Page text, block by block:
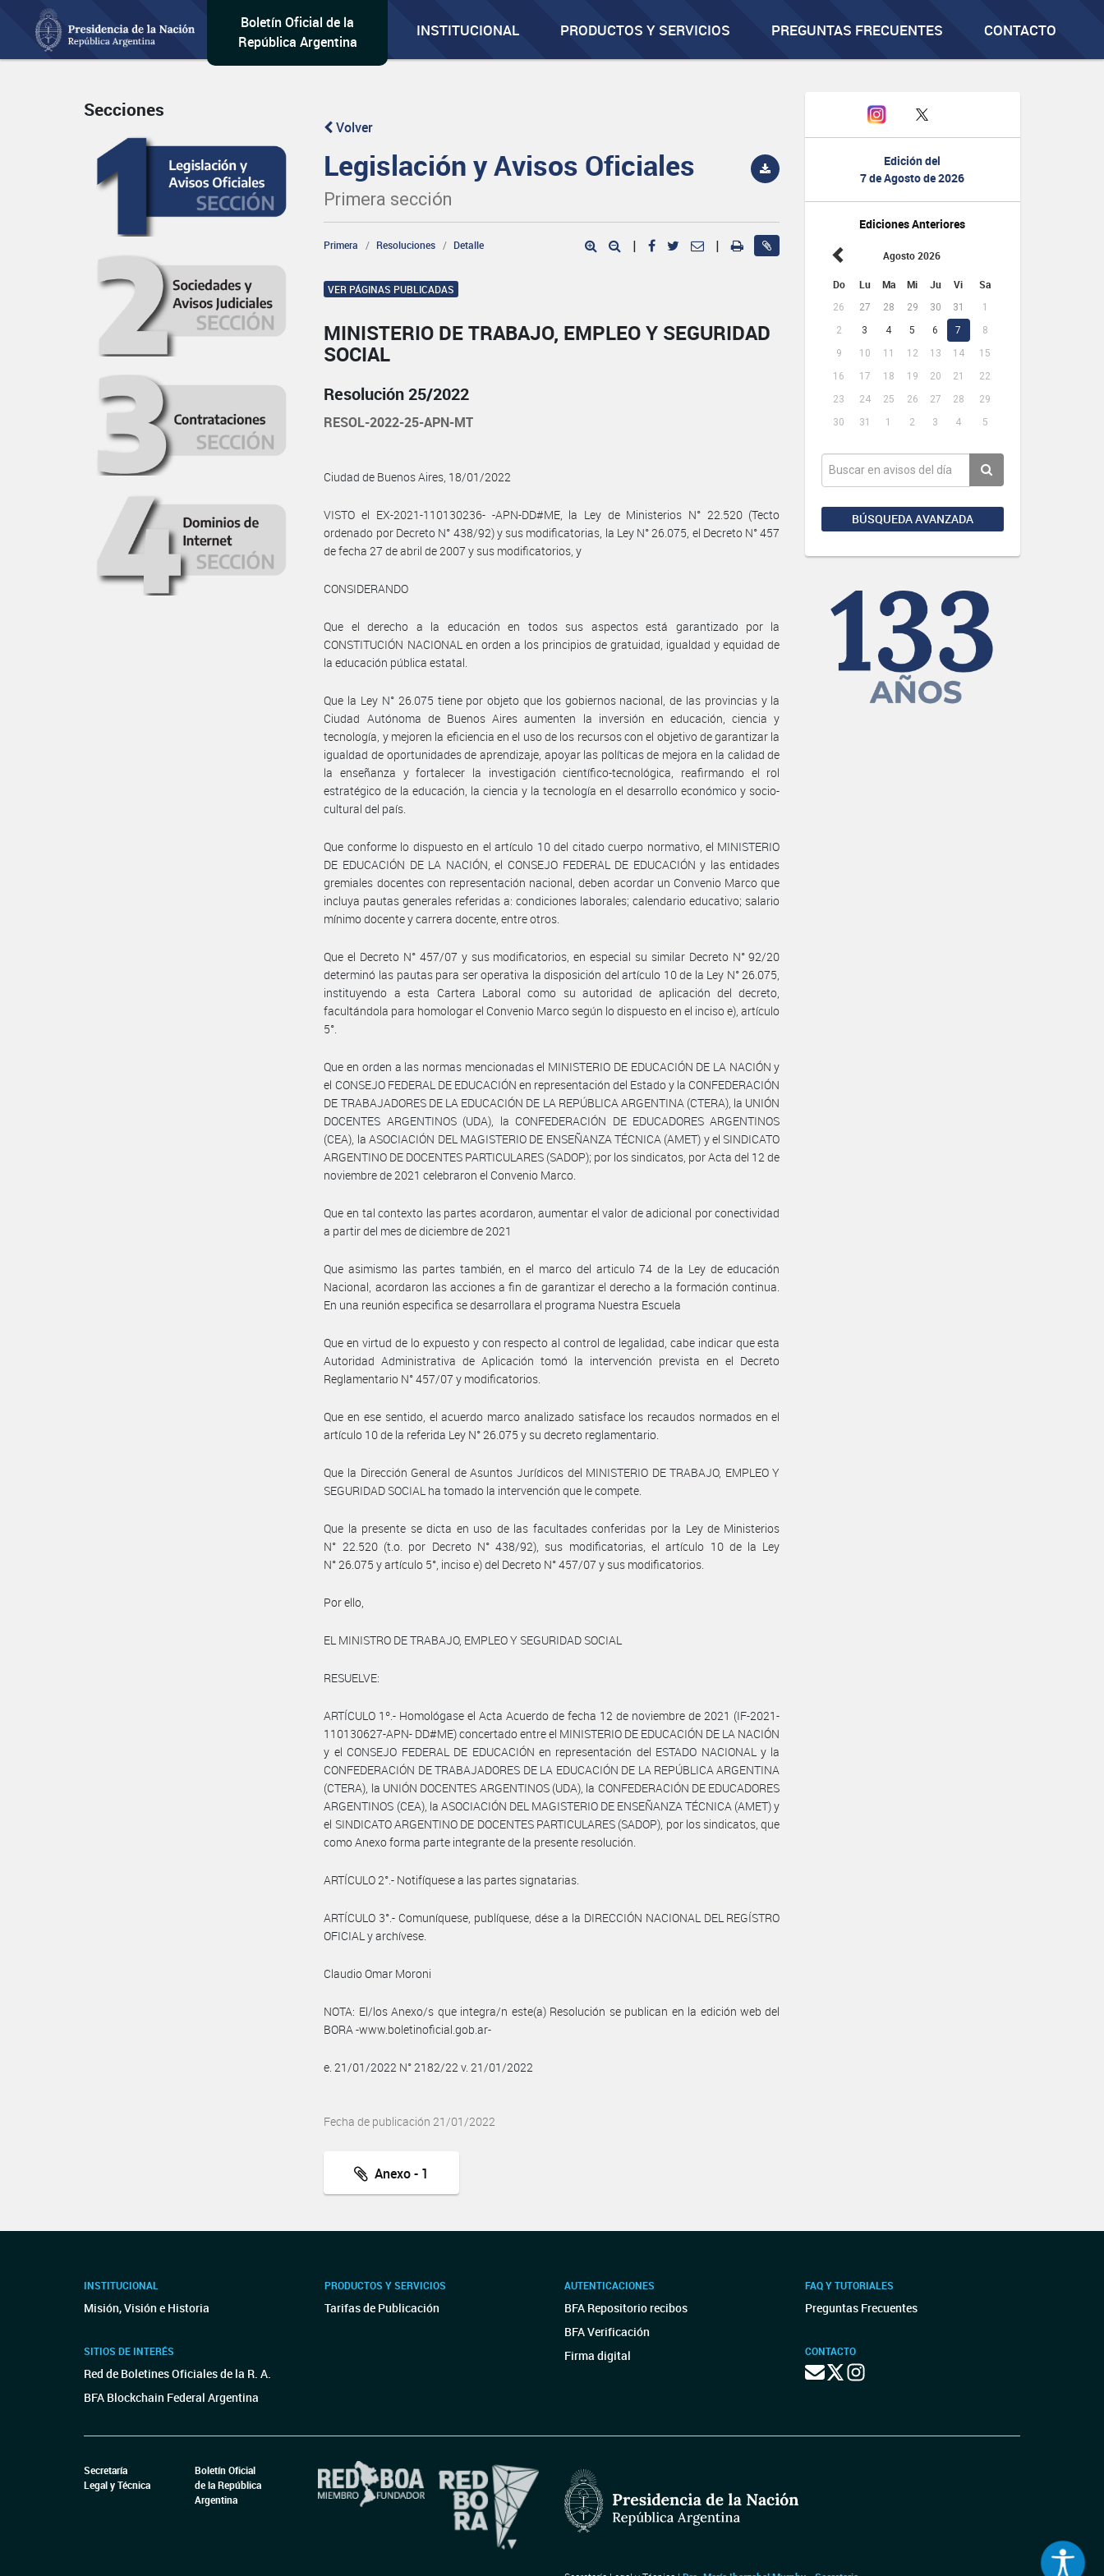
Boletín Oficial de la
República Argentina
INSTITUCIONAL PRODUCTOS Y SERVICIOS PREGUNTAS FRECUENTES CONTACTO
Edición del
7 de Agosto de 2026
Ediciones Anteriores
Agosto 2026
Do Lu Ma Mi Ju Vi Sa
26 27 28 29 30 31
1
2
3 4 5 6 7
8
9
10 11 12 13 14
15
16
17 18 19 20 21
22
23
24 25 26 27 28
29
30
31 1 2 3 4 5
BÚSQUEDA AVANZADA
Secciones
Volver
Legislación y Avisos Oficiales
Primera sección
Primera Resoluciones Detalle | |
VER PÁGINAS PUBLICADAS
MINISTERIO DE TRABAJO, EMPLEO Y SEGURIDAD
SOCIAL
Resolución 25/2022
RESOL-2022-25-APN-MT
Ciudad de Buenos Aires, 18/01/2022
VISTO el EX-2021-110130236- -APN-DD#ME, la Ley de Ministerios N° 22.520 (Tecto
ordenado por Decreto N° 438/92) y sus modificatorias, la Ley N° 26.075, el Decreto N° 457
de fecha 27 de abril de 2007 y sus modificatorios, y
CONSIDERANDO
Que el derecho a la educación en todos sus aspectos está garantizado por la
CONSTITUCIÓN NACIONAL en orden a los principios de gratuidad, igualdad y equidad de
la educación pública estatal.
Que la Ley N° 26.075 tiene por objeto que los gobiernos nacional, de las provincias y la
Ciudad Autónoma de Buenos Aires aumenten la inversión en educación, ciencia y
tecnología, y mejoren la eficiencia en el uso de los recursos con el objetivo de garantizar la
igualdad de oportunidades de aprendizaje, apoyar las políticas de mejora en la calidad de
la enseñanza y fortalecer la investigación científico-tecnológica, reafirmando el rol
estratégico de la educación, la ciencia y la tecnología en el desarrollo económico y socio-
cultural del país.
Que conforme lo dispuesto en el artículo 10 del citado cuerpo normativo, el MINISTERIO
DE EDUCACIÓN DE LA NACIÓN, el CONSEJO FEDERAL DE EDUCACIÓN y las entidades
gremiales docentes con representación nacional, deben acordar un Convenio Marco que
incluya pautas generales referidas a: condiciones laborales; calendario educativo; salario
mínimo docente y carrera docente, entre otros.
Que el Decreto N° 457/07 y sus modificatorios, en especial su similar Decreto N° 92/20
determinó las pautas para ser operativa la disposición del artículo 10 de la Ley N° 26.075,
instituyendo a esta Cartera Laboral como su autoridad de aplicación del decreto,
facultándola para homologar el Convenio Marco según lo dispuesto en el inciso e), artículo
5°.
Que en orden a las normas mencionadas el MINISTERIO DE EDUCACIÓN DE LA NACIÓN y
el CONSEJO FEDERAL DE EDUCACIÓN en representación del Estado y la CONFEDERACIÓN
DE TRABAJADORES DE LA EDUCACIÓN DE LA REPÚBLICA ARGENTINA (CTERA), la UNIÓN
DOCENTES ARGENTINOS (UDA), la CONFEDERACIÓN DE EDUCADORES ARGENTINOS
(CEA), la ASOCIACIÓN DEL MAGISTERIO DE ENSEÑANZA TÉCNICA (AMET) y el SINDICATO
ARGENTINO DE DOCENTES PARTICULARES (SADOP); por los sindicatos, por Acta del 12 de
noviembre de 2021 celebraron el Convenio Marco.
Que en tal contexto las partes acordaron, aumentar el valor de adicional por conectividad
a partir del mes de diciembre de 2021
Que asimismo las partes también, en el marco del articulo 74 de la Ley de educación
Nacional, acordaron las acciones a fin de garantizar el derecho a la formación continua.
En una reunión especifica se desarrollara el programa Nuestra Escuela
Que en virtud de lo expuesto y con respecto al control de legalidad, cabe indicar que esta
Autoridad Administrativa de Aplicación tomó la intervención prevista en el Decreto
Reglamentario N° 457/07 y modificatorios.
Que en ese sentido, el acuerdo marco analizado satisface los recaudos normados en el
artículo 10 de la referida Ley N° 26.075 y su decreto reglamentario.
Que la Dirección General de Asuntos Jurídicos del MINISTERIO DE TRABAJO, EMPLEO Y
SEGURIDAD SOCIAL ha tomado la intervención que le compete.
Que la presente se dicta en uso de las facultades conferidas por la Ley de Ministerios
N° 22.520 (t.o. por Decreto N° 438/92), sus modificatorias, el artículo 10 de la Ley
N° 26.075 y artículo 5°, inciso e) del Decreto N° 457/07 y sus modificatorios.
Por ello,
EL MINISTRO DE TRABAJO, EMPLEO Y SEGURIDAD SOCIAL
RESUELVE:
ARTÍCULO 1º.- Homológase el Acta Acuerdo de fecha 12 de noviembre de 2021 (IF-2021-
110130627-APN- DD#ME) concertado entre el MINISTERIO DE EDUCACIÓN DE LA NACIÓN
y el CONSEJO FEDERAL DE EDUCACIÓN en representación del ESTADO NACIONAL y la
CONFEDERACIÓN DE TRABAJADORES DE LA EDUCACIÓN DE LA REPÚBLICA ARGENTINA
(CTERA), la UNIÓN DOCENTES ARGENTINOS (UDA), la CONFEDERACIÓN DE EDUCADORES
ARGENTINOS (CEA), la ASOCIACIÓN DEL MAGISTERIO DE ENSEÑANZA TÉCNICA (AMET) y
el SINDICATO ARGENTINO DE DOCENTES PARTICULARES (SADOP), por los sindicatos, que
como Anexo forma parte integrante de la presente resolución.
ARTÍCULO 2°.- Notifíquese a las partes signatarias.
ARTÍCULO 3°.- Comuníquese, publíquese, dése a la DIRECCIÓN NACIONAL DEL REGÍSTRO
OFICIAL y archívese.
Claudio Omar Moroni
NOTA: El/los Anexo/s que integra/n este(a) Resolución se publican en la edición web del
BORA -www.boletinoficial.gob.ar-
e. 21/01/2022 N° 2182/22 v. 21/01/2022
Fecha de publicación 21/01/2022
Anexo - 1
INSTITUCIONAL
Misión, Visión e Historia
SITIOS DE INTERÉS
Red de Boletines Oficiales de la R. A.
BFA Blockchain Federal Argentina
PRODUCTOS Y SERVICIOS
Tarifas de Publicación
AUTENTICACIONES
BFA Repositorio recibos
BFA Verificación
Firma digital
FAQ Y TUTORIALES
Preguntas Frecuentes
CONTACTO
Secretaría
Legal y Técnica
Boletín Oficial
de la República
Argentina